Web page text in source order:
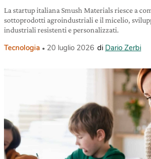
La startup italiana Smush Materials riesce a
sottoprodotti agroindustriali e il micelio,
industriali resistenti e personalizzati.
Tecnologia 20 luglio 2026 di Dario Zerbi